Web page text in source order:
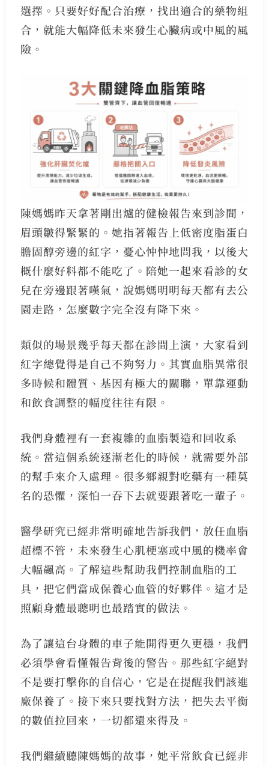
選擇。只要好好配合治療，找出適合的藥物組
合，就能大幅降低未來發生心臟病或中風的風
險。
陳媽媽昨天拿著剛出爐的健檢報告來到診間，
眉頭皺得緊緊的。她指著報告上低密度脂蛋白
膽固醇旁邊的紅字，憂心忡忡地問我，以後大
概什麼好料都不能吃了。陪她一起來看診的女
兒在旁邊跟著嘆氣，說媽媽明明每天都有去公
園走路，怎麼數字完全沒有降下來。
類似的場景幾乎每天都在診間上演，大家看到
紅字總覺得是自己不夠努力。其實血脂異常很
多時候和體質、基因有極大的關聯，單靠運動
和飲食調整的幅度往往有限。
我們身體裡有一套複雜的血脂製造和回收系
統。當這個系統逐漸老化的時候，就需要外部
的幫手來介入處理。很多鄉親對吃藥有一種莫
名的恐懼，深怕一吞下去就要跟著吃一輩子。
醫學研究已經非常明確地告訴我們，放任血脂
超標不管，未來發生心肌梗塞或中風的機率會
大幅飆高。了解這些幫助我們控制血脂的工
具，把它們當成保養心血管的好夥伴。這才是
照顧身體最聰明也最踏實的做法。
為了讓這台身體的車子能開得更久更穩，我們
必須學會看懂報告背後的警告。那些紅字絕對
不是要打擊你的自信心，它是在提醒我們該進
廠保養了。接下來只要找對方法，把失去平衡
的數值拉回來，一切都還來得及。
我們繼續聽陳媽媽的故事，她平常飲食已經非